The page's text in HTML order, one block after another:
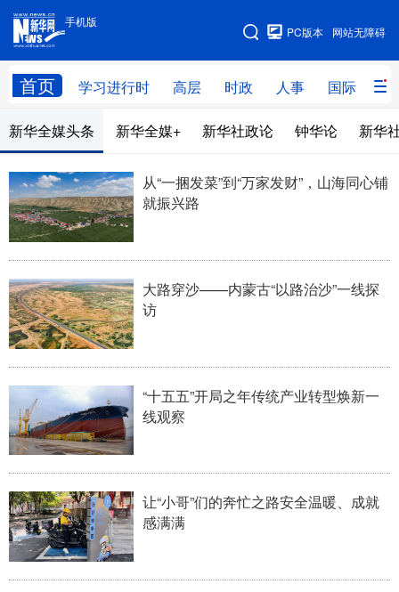
手机版
网站无障碍
PC版本
首页 学习进行时 高层 时政 人事 国际 财
手机版
网站地图
学习进行时 高层 时政 人事
国际
台湾 思客智库
科技
文化 书画 健康 军事
访谈 视频
食品 人居 信息化 数字经济
学术中国 乡村振兴
城市 旅游 能源 会展
彩票 娱乐 时尚 悦读
公益 一带一路
文化产业
新华全媒头条 新华全媒+ 新华社政论 钟华论 新华
从“一捆发菜”到“万家发财”，山海同心铺
就振兴路
大路穿沙——内蒙古“以路治沙”一线探
访
“十五五”开局之年传统产业转型焕新一
线观察
让“小哥”们的奔忙之路安全温暖、成就
感满满